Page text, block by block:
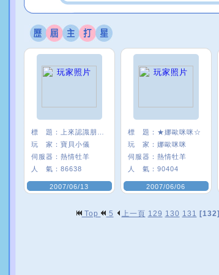
標 題：
玩 家： 寶貝小儀
伺服器： 熱情牡羊
人 氣： 86638
2007/06/13
標 題： ★娜歐咪咪☆
玩 家： 娜歐咪咪
伺服器： 熱情牡羊
人 氣： 90404
2007/06/06
Top 5 上一頁 129 130 131 [132]